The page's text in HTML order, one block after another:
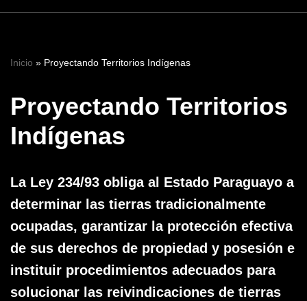
Inicio » Proyectando Territorios Indígenas
Proyectando Territorios
Indígenas
La Ley 234/93 obliga al Estado Paraguayo a
determinar las tierras tradicionalmente
ocupadas, garantizar la protección efectiva
de sus derechos de propiedad y posesión e
instituir procedimientos adecuados para
solucionar las reivindicaciones de tierras